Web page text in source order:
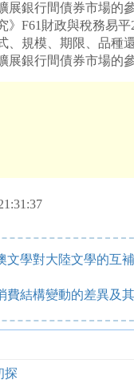
展銀行間債券市場的
》F61財政與稅務易
、規模、期限、品種
展銀行間債券市場的
文學對大陸文學的互
費結構變動的差異及
探